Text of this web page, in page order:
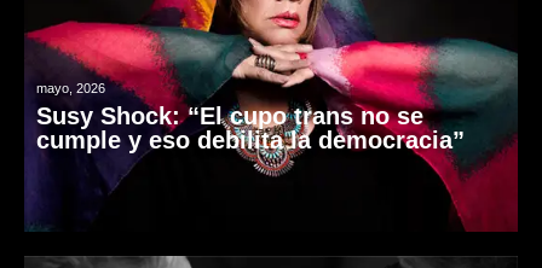
mayo, 2026
Susy Shock: “El cupo trans no se
cumple y eso debilita la democracia”